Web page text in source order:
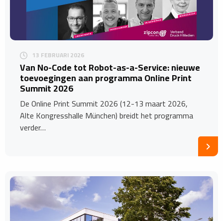
13 FEBRUARI 2026
Van No-Code tot Robot-as-a-Service: nieuwe
toevoegingen aan programma Online Print
Summit 2026
De Online Print Summit 2026 (12-13 maart 2026,
Alte Kongresshalle München) breidt het programma
verder…